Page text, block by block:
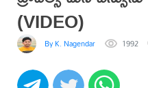
(VIDEO)
By K. Nagendar 1992